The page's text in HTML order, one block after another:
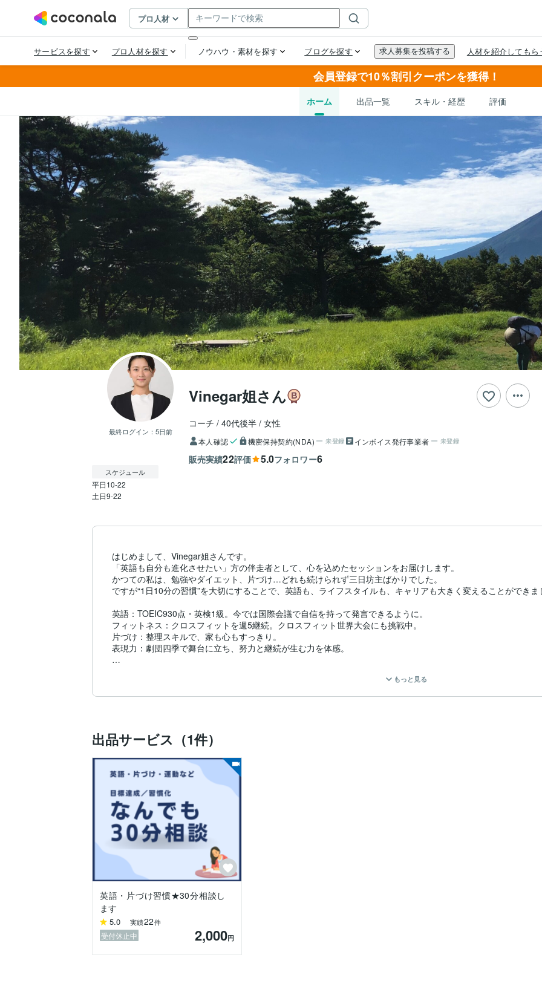
会員登録で10％割引クーポンを獲得！
ホーム 出品一覧 スキル・経歴 評価
最終ログイン： 5日前
Vinegar姐さん
コーチ 40代後半 女性
本人確認 機密保持契約(NDA) 未登録 インボイス発行事業者 未登録
販売実績22評価 5.0フォロワー6
スケジュール
平日10-22
土日9-22
はじめまして、Vinegar姐さんです。
「英語も自分も進化させたい」方の伴走者として、心を込めたセッションをお届けします。
かつての私は、勉強やダイエット、片づけ…どれも続けられず三日坊主ばかりでした。
ですが“1日10分の習慣”を大切にすることで、英語も、ライフスタイルも、キャリアも大きく変えることができま
英語：TOEIC930点・英検1級。今では国際会議で自信を持って発言できるように。
フィットネス：クロスフィットを週5継続。クロスフィット世界大会にも挑戦中。
片づけ：整理スキルで、家も心もすっきり。
表現力：劇団四季で舞台に立ち、努力と継続が生む力を体感。
★対象となる方★
習慣を整えて人生を前進させたい方
★サービス内容★
英語学習と習慣改善を組み合わせたアドバイス
明日からすぐ取り入れられる「10分アクション」の提案
※ 英語学習以外にも、自己改革や習慣化に関するご相談も大歓迎です。
★最後に★
私は明るく前向きな性格で、よく笑い、仲間と共に挑戦することが大好きです。
子供のころは多動ぎみで、、常に忘れ物、遅刻癖、いつも先生に怒られて、年１ペースで救急車レベルの大き
の取り扱い方法を研究し、じぶん取り扱い説明書を確立してからは、スムーズに人生が進行するようになりまし
る」に変えて、英語も人生も進化させるお手伝いができれば嬉しいです。
もっと見る
出品サービス（1件）
英語・片づけ習慣★30分相談し
ます
5.0 実績22件
受付休止中 2,000円